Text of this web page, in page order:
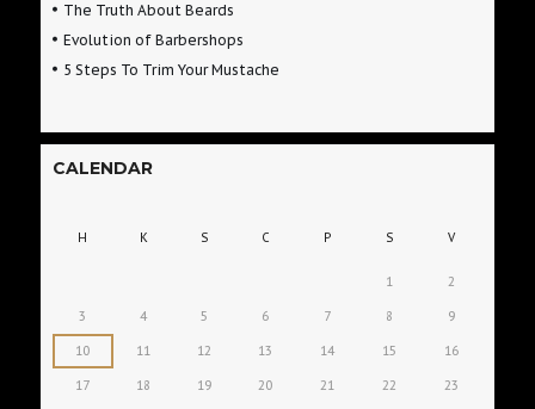
The Truth About Beards
Evolution of Barbershops
5 Steps To Trim Your Mustache
CALENDAR
1 2
3 4 5 6 7 8 9
10 11 12 13 14 15 16
17 18 19 20 21 22 23
H K S C P S V